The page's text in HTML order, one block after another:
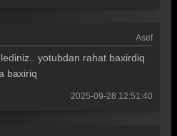
Asef
yotubdan rahat baxirdiq
baxiriq
2025-09-28 12:51:40